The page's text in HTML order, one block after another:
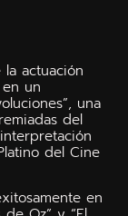
actuación
un
una
del
del Cine
en